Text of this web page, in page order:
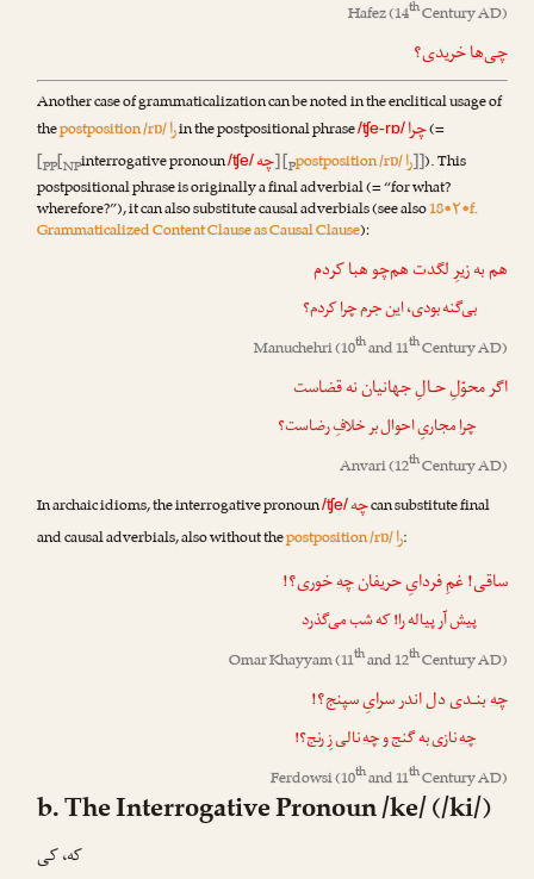
Hafez(14thCentury AD)
چی‌هاخریدی؟
Another case of grammaticalization can be noted in the enclitical usage of
thepostposition /rɒ/راin the postpositional phrase/ʧe-rɒ/ چرا(=
[PP[NPinterrogative pronoun/ʧe/چه] [Ppostposition /rɒ/را]]). This
postpositional phrase is originally a final adverbial (= “for what?
wherefore?”), it can also substitute causal adverbials (see also18•۲•f.
Grammaticalized Content Clause as Causal Clause):
هم به زیرِ لگدت هم‌چو هبا کردم
بی‌گنه بودی، این جرمچراکردم؟
Manuchehri(10thand 11thCentury AD)
اگر محوّلِ حـالِ جهانیان نه قضاست
چرامجاریِ احوال بر خلافِ رضاست؟
Anvari(12thCentury AD)
In archaic idioms, the interrogative pronoun/ʧe/چهcan substitute final
and causal adverbials, also without thepostposition /rɒ/را:
ساقی! غمِ فردایِ حریفانچهخوری؟!
پیش آر پیاله را! که شب می‌گذرد
Omar Khayyam(11thand 12thCentury AD)
چهبنـدی دل اندر سرایِ سپنج؟!
چهنازی به گنج وچهنالی زِ رنج؟!
Ferdowsi(10thand 11thCentury AD)
b. The Interrogative Pronoun /ke/ (/ki/)
که، کی